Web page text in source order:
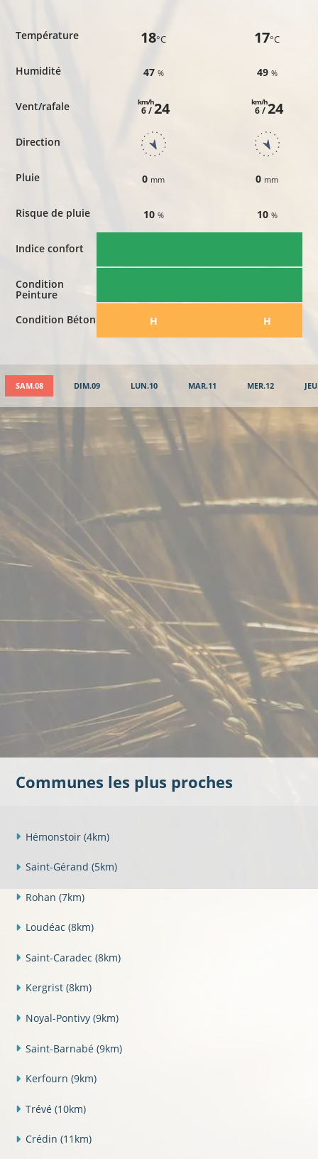
Température
Humidité
Vent/rafale
Direction
Pluie
Risque de pluie
Indice confort
Condition
Peinture
Condition Béton
18°C
47 %
6 /
km/h24
0 mm
10 %
​H
17°C
49 %
6 /
km/h24
0 mm
10 %
​H
SAM.08 DIM.09 LUN.10 MAR.11 MER.12
Communes les plus proches
Hémonstoir (4km)
Saint-Gérand (5km)
Rohan (7km)
Loudéac (8km)
Saint-Caradec (8km)
Kergrist (8km)
Noyal-Pontivy (9km)
Saint-Barnabé (9km)
Kerfourn (9km)
Trévé (10km)
Crédin (11km)